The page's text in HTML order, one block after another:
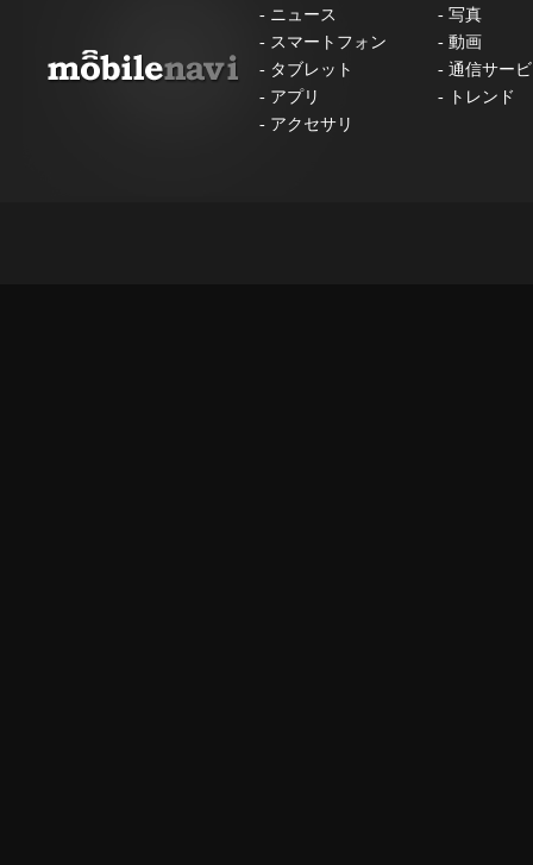
- ニュース - 写真
- スマートフォン - 動画
- タブレット - 通信サー
- アプリ -
トレンド
- アクセサリ